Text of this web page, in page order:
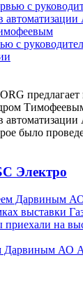
с
предлагает
было
Электро
Дарвиным АО